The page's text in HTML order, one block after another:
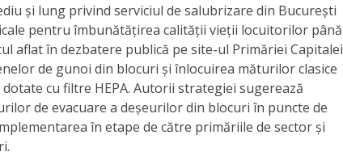
și lung privind serviciul de salubrizare din București
pentru îmbunătățirea calității vieții locuitorilor până
aflat în dezbatere publică pe site-ul Primăriei Capitalei
de gunoi din blocuri și înlocuirea măturilor clasice
cu filtre HEPA. Autorii strategiei sugerează
de evacuare a deșeurilor din blocuri în puncte de
în etape de către primăriile de sector și